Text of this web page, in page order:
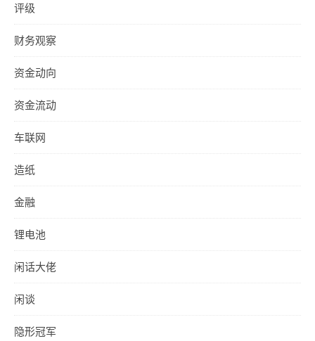
评级
财务观察
资金动向
资金流动
车联网
造纸
金融
锂电池
闲话大佬
闲谈
隐形冠军